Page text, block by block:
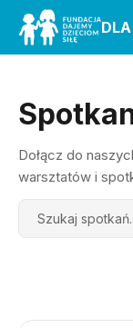
Dołącz do
warsztatów i
Search